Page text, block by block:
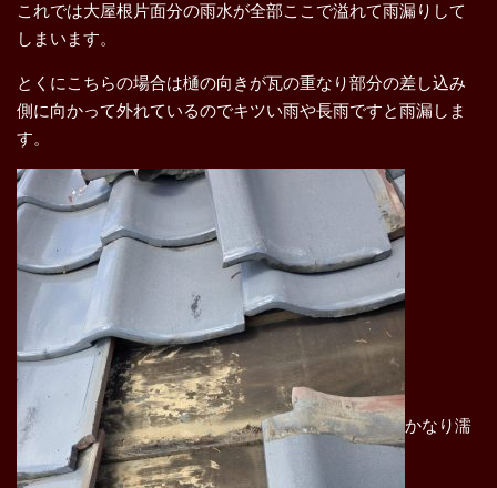
これでは大屋根片面分の雨水が全部ここで溢れて雨漏りして
しまいます。
とくにこちらの場合は樋の向きが瓦の重なり部分の差し込み
側に向かって外れているのでキツい雨や長雨ですと雨漏しま
す。
かなり濡